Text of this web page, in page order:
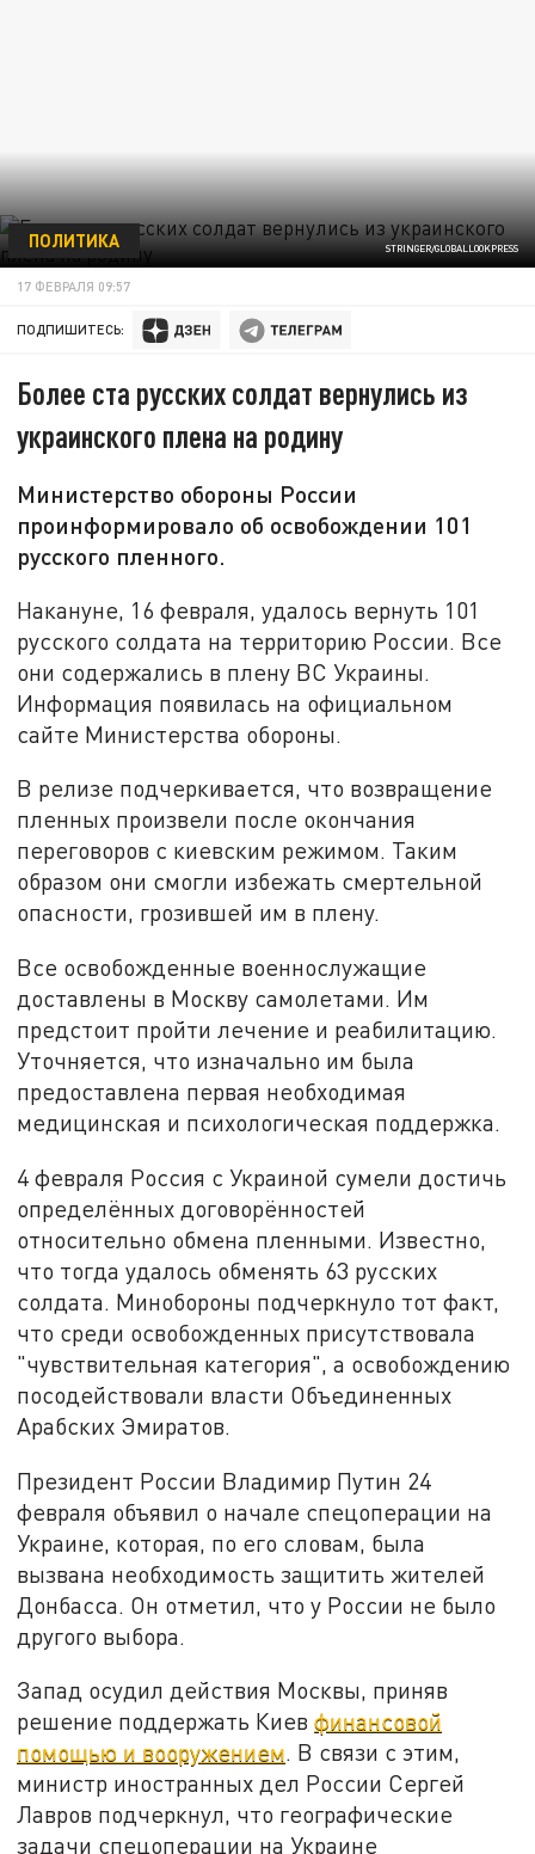
STRINGER/GLOBALLOOKPRESS
ПОЛИТИКА
17 ФЕВРАЛЯ 09:57
ПОДПИШИТЕСЬ:
Более ста русских солдат вернулись из
украинского плена на родину
Министерство обороны России
проинформировало об освобождении 101
русского пленного.
Накануне, 16 февраля, удалось вернуть 101
русского солдата на территорию России. Все
они содержались в плену ВС Украины.
Информация появилась на официальном
сайте Министерства обороны.
В релизе подчеркивается, что возвращение
пленных произвели после окончания
переговоров с киевским режимом. Таким
образом они смогли избежать смертельной
опасности, грозившей им в плену.
Все освобожденные военнослужащие
доставлены в Москву самолетами. Им
предстоит пройти лечение и реабилитацию.
Уточняется, что изначально им была
предоставлена первая необходимая
медицинская и психологическая поддержка.
4 февраля Россия с Украиной сумели достичь
определённых договорённостей
относительно обмена пленными. Известно,
что тогда удалось обменять 63 русских
солдата. Минобороны подчеркнуло тот факт,
что среди освобожденных присутствовала
"чувствительная категория", а освобождению
посодействовали власти Объединенных
Арабских Эмиратов.
Президент России Владимир Путин 24
февраля объявил о начале спецоперации на
Украине, которая, по его словам, была
вызвана необходимость защитить жителей
Донбасса. Он отметил, что у России не было
другого выбора.
Запад осудил действия Москвы, приняв
решение поддержать Киевфинансовой
помощью и вооружением. В связи с этим,
министр иностранных дел России Сергей
Лавров подчеркнул, что географические
задачи спецоперации на Украине